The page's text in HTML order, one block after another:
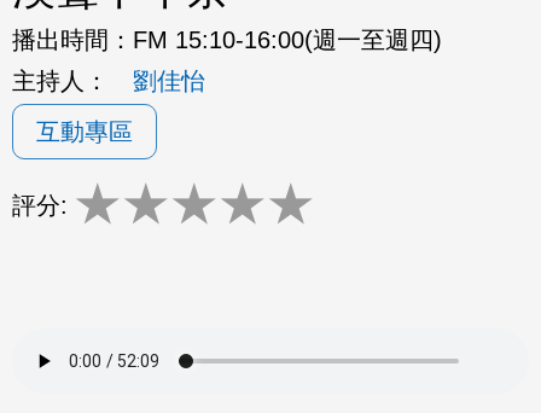
播出時間： FM 15:10-16:00(週一至週四)
主持人：
劉佳怡
互動專區
評分: ★★★★★